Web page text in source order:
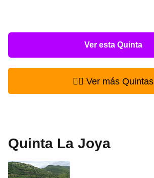
Ver esta Quinta
👉🏻 Ver más Quintas
Quinta La Joya